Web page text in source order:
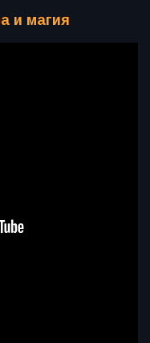
и магия